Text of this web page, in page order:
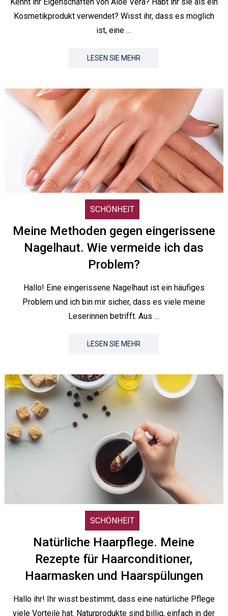
Kennt ihr Eigenschaften von Aloe Vera? Habt ihr sie als ein
Kosmetikprodukt verwendet? Wisst ihr, dass es möglich
ist, eine …
LESEN SIE MEHR
SCHÖNHEIT
Meine Methoden gegen eingerissene
Nagelhaut. Wie vermeide ich das
Problem?
Hallo! Eine eingerissene Nagelhaut ist ein häufiges
Problem und ich bin mir sicher, dass es viele meine
Leserinnen betrifft. Aus …
LESEN SIE MEHR
SCHÖNHEIT
Natürliche Haarpflege. Meine
Rezepte für Haarconditioner,
Haarmasken und Haarspülungen
Hallo ihr! Ihr wisst bestimmt, dass eine natürliche Pflege
viele Vorteile hat. Naturprodukte sind billig, einfach in der